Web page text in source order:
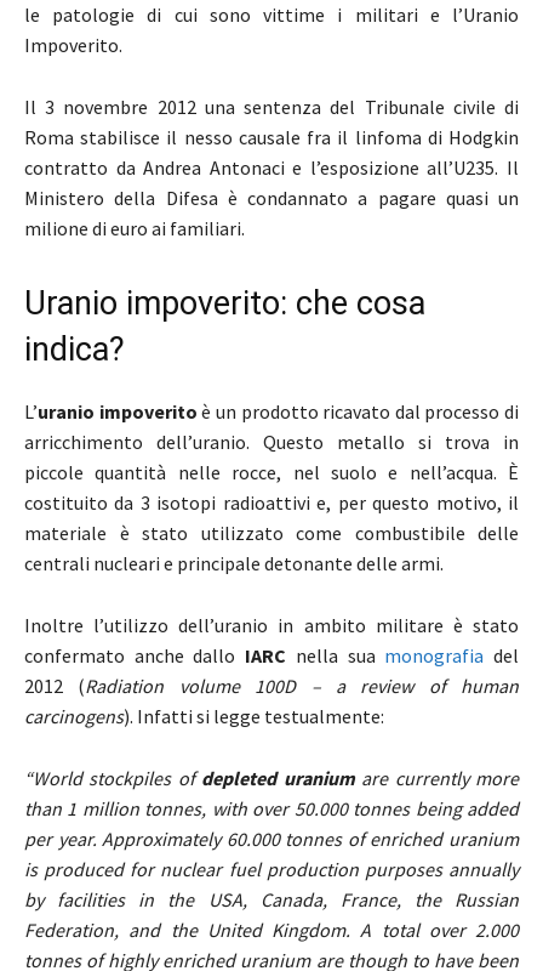
le patologie di cui sono vittime i militari e l’Uranio
Impoverito.
Il 3 novembre 2012 una sentenza del Tribunale civile di
Roma stabilisce il nesso causale fra il linfoma di Hodgkin
contratto da Andrea Antonaci e l’esposizione all’U235. Il
Ministero della Difesa è condannato a pagare quasi un
milione di euro ai familiari.
Uranio impoverito: che cosa
indica?
L’uranio impoverito è un prodotto ricavato dal processo di
arricchimento dell’uranio. Questo metallo si trova in
piccole quantità nelle rocce, nel suolo e nell’acqua. È
costituito da 3 isotopi radioattivi e, per questo motivo, il
materiale è stato utilizzato come combustibile delle
centrali nucleari e principale detonante delle armi.
Inoltre l’utilizzo dell’uranio in ambito militare è stato
confermato anche dallo IARC nella sua monografia del
2012 (Radiation volume 100D – a review of human
carcinogens). Infatti si legge testualmente:
“World stockpiles ofdepleted uraniumare currently more
than 1 million tonnes, with over 50.000 tonnes being added
per year. Approximately 60.000 tonnes of enriched uranium
is produced for nuclear fuel production purposes annually
by facilities in the USA, Canada, France, the Russian
Federation, and the United Kingdom.A total over 2.000
tonnes of highly enriched uranium are though to have been